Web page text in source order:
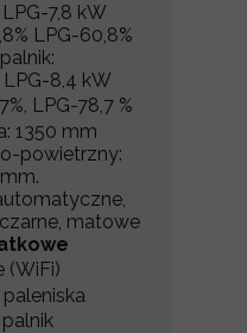
7,8 kW
LPG-60,8%
LPG-8,4 kW
LPG-78,7 %
1350 mm
powietrzny:
matowe
(WiFi)